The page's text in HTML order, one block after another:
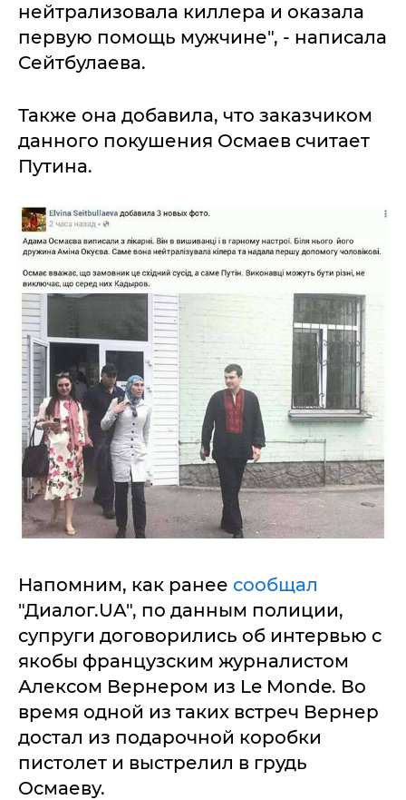
нейтрализовала киллера и оказала
первую помощь мужчине", - написала
Сейтбулаева.
Также она добавила, что заказчиком
данного покушения Осмаев считает
Путина.
Напомним, как ранее сообщал
"Диалог.UA", по данным полиции,
супруги договорились об интервью с
якобы французским журналистом
Алексом Вернером из Le Monde. Во
время одной из таких встреч Вернер
достал из подарочной коробки
пистолет и выстрелил в грудь
Осмаеву.